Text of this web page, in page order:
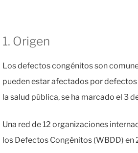
1. Origen
Los defectos congénitos son
pueden estar afectados por
la salud pública, se ha marcado el 3
Una red de 12 organizaciones
los Defectos Congénitos (WBDD) en